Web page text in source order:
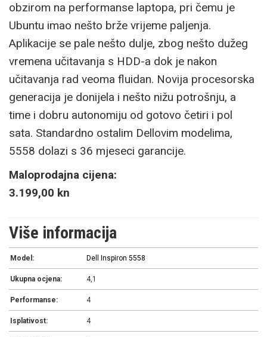
obzirom na performanse laptopa, pri čemu je
Ubuntu imao nešto brže vrijeme paljenja.
Aplikacije se pale nešto dulje, zbog nešto dužeg
vremena učitavanja s HDD-a dok je nakon
učitavanja rad veoma fluidan. Novija procesorska
generacija je donijela i nešto nižu potrošnju, a
time i dobru autonomiju od gotovo četiri i pol
sata. Standardno ostalim Dellovim modelima,
5558 dolazi s 36 mjeseci garancije.
Maloprodajna cijena:
3.199,00 kn
Više informacija
Model: Dell Inspiron 5558
Ukupna ocjena: 4,1
Performanse: 4
Isplativost: 4